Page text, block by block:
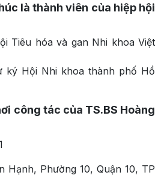
là thành viên của hiệp hội
Tiêu hóa và gan Nhi khoa Việt
ký Hội Nhi khoa thành phố Hồ
công tác của TS.BS Hoàng
Hạnh, Phường 10, Quận 10, TP